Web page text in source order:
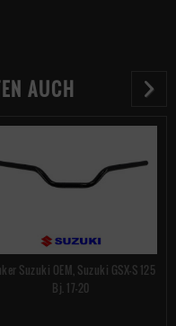
AUCH
Suzuki OEM, Suzuki GSX-S 125
Bj. 17-20